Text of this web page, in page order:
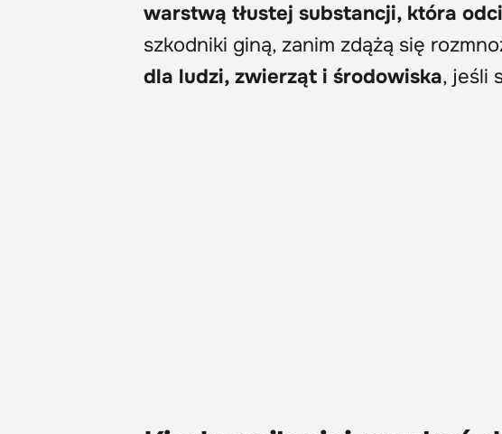
warstwą tłustej substancji, która
szkodniki giną, zanim zdążą się
dla ludzi, zwierząt i środowiska, jeśli